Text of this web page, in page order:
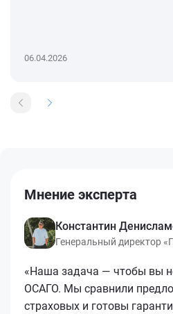
06.04.2026
Мнение эксперта
Константин
Генеральный директор
«Наша задача — чтобы вы
ОСАГО. Мы сравнили
страховых и готовы